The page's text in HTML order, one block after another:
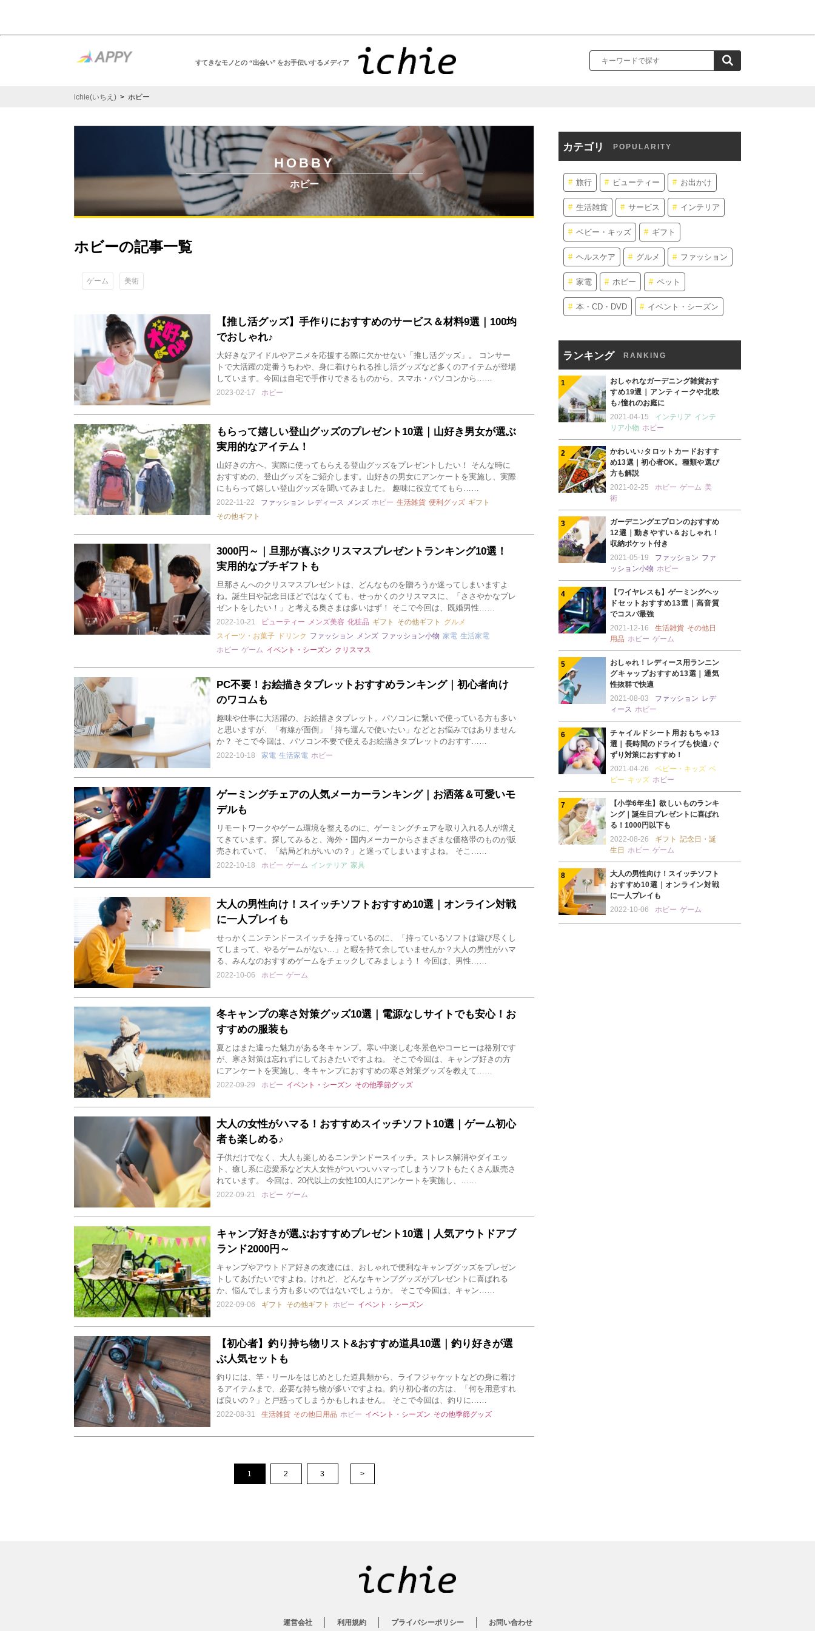
すてきなモノとの “出会い” をお手伝いするメディア
ichie(いちえ) > ホビー
ホビー
ホビーの記事一覧
ゲーム 美術
【推し活グッズ】手作りにおすすめのサービス＆材料9選｜100均
でおしゃれ♪
大好きなアイドルやアニメを応援する際に欠かせない「推し活グッズ」。 コンサー
トで大活躍の定番うちわや、身に着けられる推し活グッズなど多くのアイテムが登場
しています。今回は自宅で手作りできるものから、スマホ・パソコンから……
2023-02-17 ホビー
もらって嬉しい登山グッズのプレゼント10選｜山好き男女が選ぶ
実用的なアイテム！
山好きの方へ、実際に使ってもらえる登山グッズをプレゼントしたい！ そんな時に
おすすめの、登山グッズをご紹介します。山好きの男女にアンケートを実施し、実際
にもらって嬉しい登山グッズを聞いてみました。 趣味に役立ててもら……
2022-11-22 ファッション レディース メンズ ホビー 生活雑貨 便利グッズ ギフト
その他ギフト
3000円～｜旦那が喜ぶクリスマスプレゼントランキング10選！
実用的なプチギフトも
旦那さんへのクリスマスプレゼントは、どんなものを贈ろうか迷ってしまいますよ
ね。誕生日や記念日ほどではなくても、せっかくのクリスマスに、「ささやかなプレ
ゼントをしたい！」と考える奥さまは多いはず！ そこで今回は、既婚男性……
2022-10-21 ビューティー メンズ美容 化粧品 ギフト その他ギフト
グルメ
スイーツ・お菓子
ドリンク ファッション メンズ ファッション小物 家電 生活家電
ホビー ゲーム イベント・シーズン クリスマス
PC不要！お絵描きタブレットおすすめランキング｜初心者向け
のワコムも
趣味や仕事に大活躍の、お絵描きタブレット。パソコンに繋いで使っている方も多い
と思いますが、「有線が面倒」「持ち運んで使いたい」などとお悩みではありません
か？ そこで今回は、パソコン不要で使えるお絵描きタブレットのおすす……
2022-10-18 家電 生活家電 ホビー
ゲーミングチェアの人気メーカーランキング｜お洒落＆可愛いモ
デルも
リモートワークやゲーム環境を整えるのに、ゲーミングチェアを取り入れる人が増え
てきています。探してみると、海外・国内メーカーからさまざまな価格帯のものが販
売されていて、「結局どれがいいの？」と迷ってしまいますよね。 そこ……
2022-10-18 ホビー ゲーム インテリア 家具
大人の男性向け！スイッチソフトおすすめ10選｜オンライン対戦
に一人プレイも
せっかくニンテンドースイッチを持っているのに、「持っているソフトは遊び尽くし
てしまって、やるゲームがない…」と暇を持て余していませんか？大人の男性がハマ
る、みんなのおすすめゲームをチェックしてみましょう！ 今回は、男性……
2022-10-06 ホビー ゲーム
冬キャンプの寒さ対策グッズ10選｜電源なしサイトでも安心！お
すすめの服装も
夏とはまた違った魅力がある冬キャンプ。寒い中楽しむ冬景色やコーヒーは格別です
が、寒さ対策は忘れずにしておきたいですよね。 そこで今回は、キャンプ好きの方
にアンケートを実施し、冬キャンプにおすすめの寒さ対策グッズを教えて……
2022-09-29 ホビー イベント・シーズン その他季節グッズ
大人の女性がハマる！おすすめスイッチソフト10選｜ゲーム初心
者も楽しめる♪
子供だけでなく、大人も楽しめるニンテンドースイッチ。ストレス解消やダイエッ
ト、癒し系に恋愛系など大人女性がついついハマってしまうソフトもたくさん販売さ
れています。 今回は、20代以上の女性100人にアンケートを実施し、……
2022-09-21 ホビー ゲーム
キャンプ好きが選ぶおすすめプレゼント10選｜人気アウトドアブ
ランド2000円～
キャンプやアウトドア好きの友達には、おしゃれで便利なキャンプグッズをプレゼン
トしてあげたいですよね。けれど、どんなキャンプグッズがプレゼントに喜ばれる
か、悩んでしまう方も多いのではないでしょうか。 そこで今回は、キャン……
2022-09-06 ギフト その他ギフト ホビー イベント・シーズン
【初心者】釣り持ち物リスト&おすすめ道具10選｜釣り好きが選
ぶ人気セットも
釣りには、竿・リールをはじめとした道具類から、ライフジャケットなどの身に着け
るアイテムまで、必要な持ち物が多いですよね。釣り初心者の方は、「何を用意すれ
ば良いの？」と戸惑ってしまうかもしれません。 そこで今回は、釣りに……
2022-08-31 生活雑貨 その他日用品 ホビー イベント・シーズン その他季節グッズ
1 2 3 >
カテゴリ POPULARITY
旅行 ビューティー お出かけ
生活雑貨 サービス インテリア
ベビー・キッズ ギフト
ヘルスケア グルメ ファッション
家電 ホビー ペット
本・CD・DVD イベント・シーズン
ランキング RANKING
おしゃれなガーデニング雑貨おす
すめ19選｜アンティークや北欧
も♪憧れのお庭に
2021-04-15
インテリア インテ
リア小物 ホビー
かわいい♪タロットカードおすす
め13選｜初心者OK。種類や選び
方も解説
2021-02-25
ホビー ゲーム 美
術
ガーデニングエプロンのおすすめ
12選｜動きやすい＆おしゃれ！
収納ポケット付き
2021-05-19
ファッション ファ
ッション小物 ホビー
【ワイヤレスも】ゲーミングヘッ
ドセットおすすめ13選｜高音質
でコスパ最強
2021-12-16
生活雑貨 その他日
用品 ホビー ゲーム
おしゃれ！レディース用ランニン
グキャップおすすめ13選｜通気
性抜群で快適
2021-08-03
ファッション レデ
ィース ホビー
チャイルドシート用おもちゃ13
選｜長時間のドライブも快適♪ぐ
ずり対策におすすめ！
2021-04-26
ベビー・キッズ ベ
ビー キッズ ホビー
【小学6年生】欲しいものランキ
ング｜誕生日プレゼントに喜ばれ
る！1000円以下も
2022-08-26
ギフト 記念日・誕
生日 ホビー ゲーム
大人の男性向け！スイッチソフト
おすすめ10選｜オンライン対戦
に一人プレイも
2022-10-06
ホビー ゲーム
運営会社 利用規約 プライバシーポリシー お問い合わせ